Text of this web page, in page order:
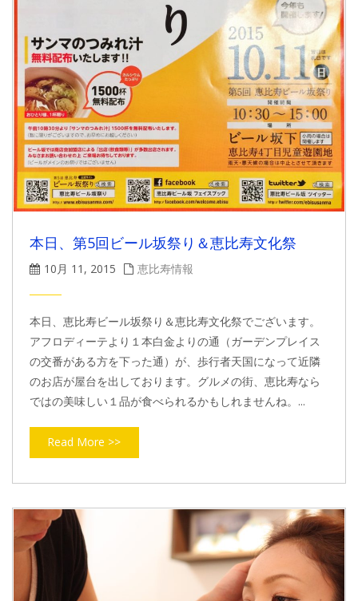
本日、第5回ビール坂祭り＆恵比寿文化祭
10月 11, 2015 恵比寿情報
本日、恵比寿ビール坂祭り＆恵比寿文化祭でございます。
アフロディーテより１本白金よりの通（ガーデンプレイス
の交番がある方を下った通）が、歩行者天国になって近隣
のお店が屋台を出しております。グルメの街、恵比寿なら
ではの美味しい１品が食べられるかもしれませんね。...
Read More >>